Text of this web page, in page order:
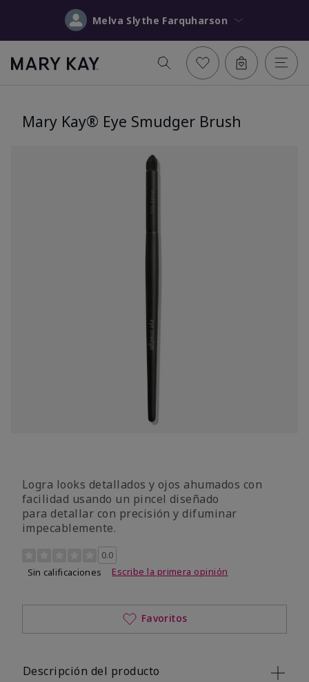
Melva Slythe Farquharson
Mary Kay® Eye Smudger Brush
Logra looks detallados y ojos ahumados con
facilidad usando un pincel diseñado
para detallar con precisión y difuminar
impecablemente.
Calificación de clientes de 5 de 5
0.0
Sin calificaciones
Escribe la primera opinión
Favoritos
Descripción del producto